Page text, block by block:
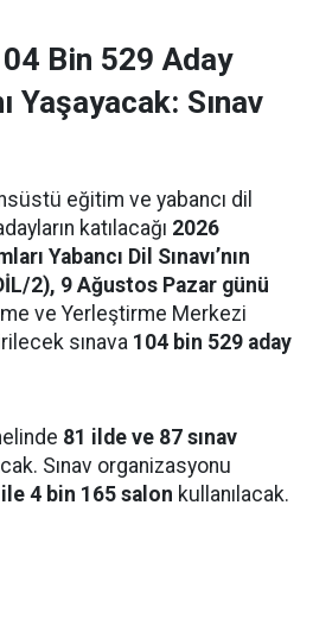
Bin 529 Aday
Yaşayacak: Sınav
eğitim ve yabancı dil
katılacağı 2026
Yabancı Dil Sınavı’nın
2), 9 Ağustos Pazar günü
ve Yerleştirme Merkezi
sınava 104 bin 529 aday
81 ilde ve 87 sınav
Sınav organizasyonu
4 bin 165 salon kullanılacak.